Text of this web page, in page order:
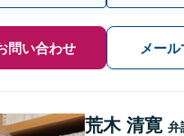
問い合わせ メー
荒木 清寛 弁